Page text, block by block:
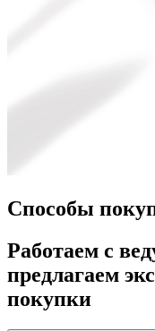
Способы
Работаем с
предлагаем
покупки